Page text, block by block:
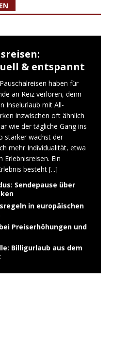
& entspannt
haben für
an Reiz verloren, denn
Inselurlaub mit All-
inzwischen oft ähnlich
wie der tägliche Gang ins
stärker wächst der
mehr Individualität, etwa
Erlebnisreisen. Ein
besteht [...]
Sendepause über
in europäischen
Preiserhöhungen und
Billigurlaub aus dem